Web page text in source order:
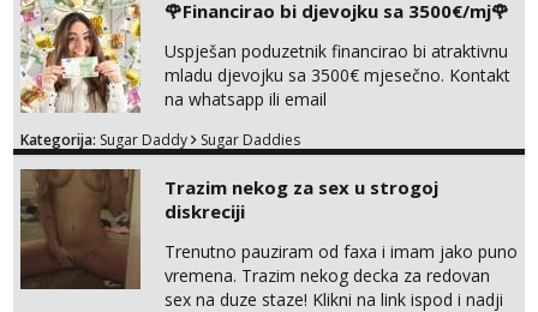
tel:0,93€ - mob:1,12€ min
Ivančica
Tel:064/677-677- Kod: #108
Zara
Čekam tvoj poziv!
Tel:064/677-677
- Kod: #123
tel:0,93€ - mob:1,12€ min
🌹Financirao bi djevojku sa 3500€/mj🌹
Uspješan poduzetnik financirao bi atraktivnu
mladu djevojku sa 3500€ mjesečno. Kontakt
na whatsapp ili email
Kategorija: Sugar Daddy Sugar Daddies
Trazim nekog za sex u strogoj
diskreciji
Trenutno pauziram od faxa i imam jako puno
vremena. Trazim nekog decka za redovan
sex na duze staze! Klikni na link ispod i nadji